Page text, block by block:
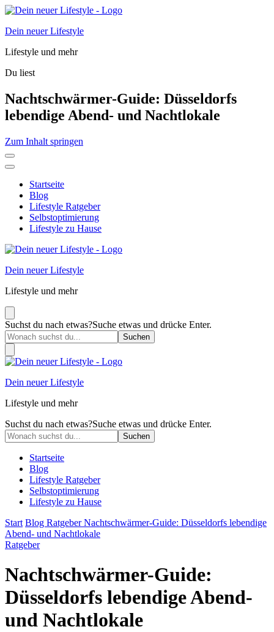
Dein neuer Lifestyle
Lifestyle und mehr
Du liest
Nachtschwärmer-Guide: Düsseldorfs
lebendige Abend- und Nachtlokale
Zum Inhalt springen
Startseite
Blog
Lifestyle Ratgeber
Selbstoptimierung
Lifestyle zu Hause
Dein neuer Lifestyle
Lifestyle und mehr
Suchst du nach etwas?Suche etwas und drücke Enter.
Dein neuer Lifestyle
Lifestyle und mehr
Suchst du nach etwas?Suche etwas und drücke Enter.
Startseite
Blog
Lifestyle Ratgeber
Selbstoptimierung
Lifestyle zu Hause
Start Blog RatgeberNachtschwärmer-Guide: Düsseldorfs lebendige
Abend- und Nachtlokale
Ratgeber
Nachtschwärmer-Guide:
Düsseldorfs lebendige Abend-
und Nachtlokale